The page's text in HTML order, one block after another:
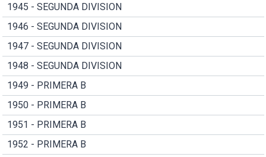
1945 - SEGUNDA DIVISION
1946 - SEGUNDA DIVISION
1947 - SEGUNDA DIVISION
1948 - SEGUNDA DIVISION
1949 - PRIMERA B
1950 - PRIMERA B
1951 - PRIMERA B
1952 - PRIMERA B